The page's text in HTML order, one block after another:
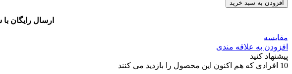
افزودن به سبد خرید
ارسال رایگان با
مقایسه
افزودن به علاقه مندی
پیشنهاد کنید
10 افرادی که هم اکنون این محصول را بازدید می کنند